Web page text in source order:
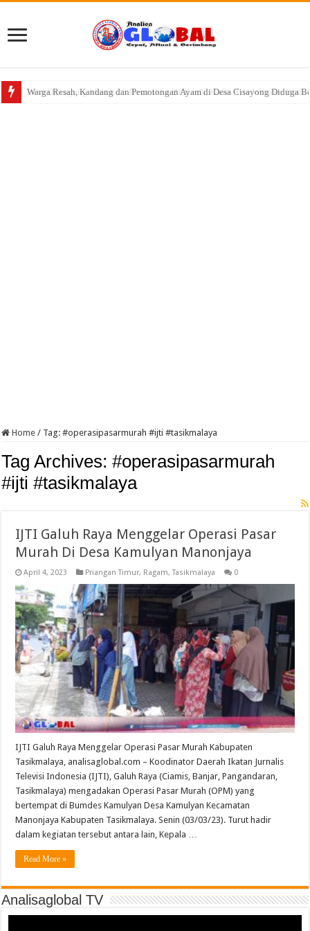
Warga Resah, Kandang dan Pemotongan Ayam di Desa Cisayong Diduga
Home / Tag:#operasipasarmurah #ijti #tasikmalaya
Tag Archives:#operasipasarmurah
#ijti #tasikmalaya
IJTI Galuh Raya Menggelar Operasi Pasar
Murah Di Desa Kamulyan Manonjaya
April 4, 2023 Priangan Timur, Ragam,Tasikmalaya 0
IJTI Galuh Raya Menggelar Operasi Pasar Murah Kabupaten
Tasikmalaya, analisaglobal.com – Koodinator Daerah Ikatan Jurnalis
Televisi Indonesia (IJTI), Galuh Raya (Ciamis, Banjar, Pangandaran,
Tasikmalaya) mengadakan Operasi Pasar Murah (OPM) yang
bertempat di Bumdes Kamulyan Desa Kamulyan Kecamatan
Manonjaya Kabupaten Tasikmalaya. Senin (03/03/23). Turut hadir
dalam kegiatan tersebut antara lain, Kepala …
Read More »
Analisaglobal TV